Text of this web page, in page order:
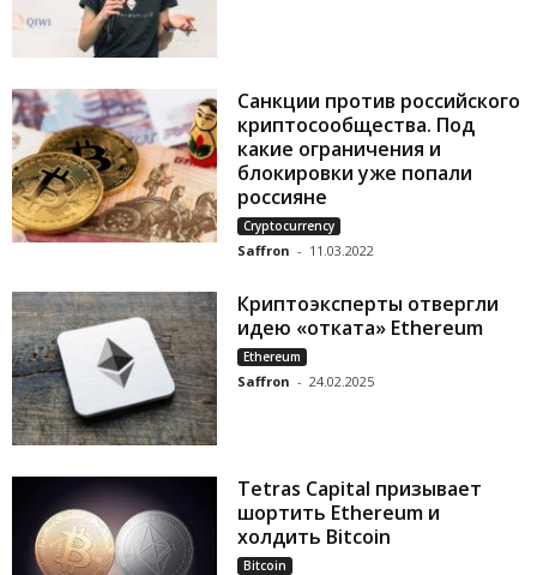
Санкции против российского
криптосообщества. Под
какие ограничения и
блокировки уже попали
россияне
Cryptocurrency
Saffron - 11.03.2022
Криптоэксперты отвергли
идею «отката» Ethereum
Ethereum
Saffron - 24.02.2025
Tetras Capital призывает
шортить Ethereum и
холдить Bitcoin
Bitcoin